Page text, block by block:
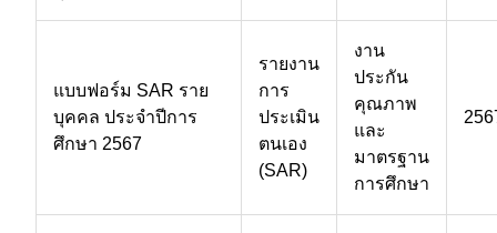
แบบฟอร์ม SAR ราย
บุคคล ประจำปีการ
ศึกษา 2567
รายงาน
การ
ประเมิน
ตนเอง
(SAR)
งาน
ประกัน
คุณภาพ
และ
มาตรฐาน
การศึกษา